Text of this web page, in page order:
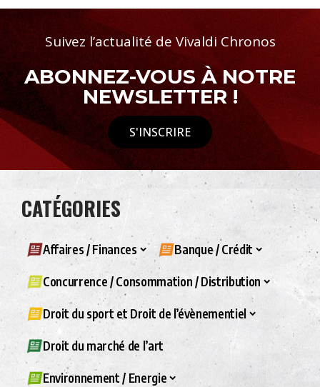
Suivez l’actualité de Vivaldi Chronos
ABONNEZ-VOUS À NOTRE
NEWSLETTER !
S'INSCRIRE
CATÉGORIES
Affaires / Finances Banque / Crédit
Concurrence / Consommation / Distribution
Droit du sport et Droit de l’évènementiel
Droit du marché de l’art
Environnement / Energie